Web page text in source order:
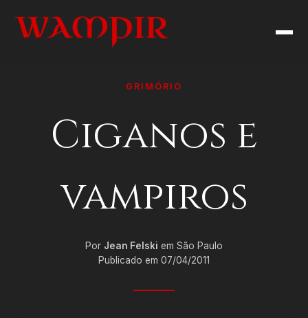
GRIMÓRIO
Ciganos e
vampiros
Por Jean Felski em São Paulo
Publicado em 07/04/2011